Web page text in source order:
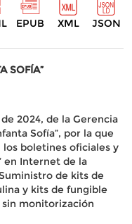
EPUB XML JSON
SOFÍA”
2024, de la Gerencia
Sofía”, por la que
boletines oficiales y
en Internet de la
de kits de
y kits de fungible
monitorización